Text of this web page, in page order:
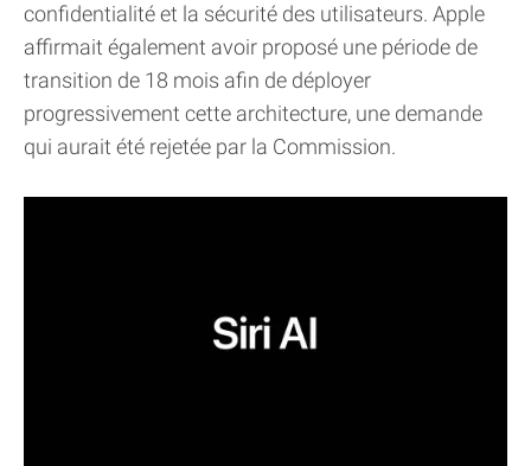
confidentialité et la sécurité des utilisateurs. Apple
affirmait également avoir proposé une période de
transition de 18 mois afin de déployer
progressivement cette architecture, une demande
qui aurait été rejetée par la Commission.